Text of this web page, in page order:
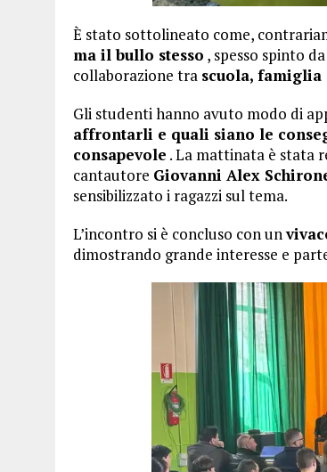
È stato sottolineato come,
ma il bullo stesso , spesso spinto
collaborazione tra scuola,
Gli studenti hanno avuto modo di
affrontarli e quali siano le
consapevole . La mattinata è stata
cantautore Giovanni Alex
sensibilizzato i ragazzi sul tema.
L’incontro si è concluso con un
dimostrando grande interesse e